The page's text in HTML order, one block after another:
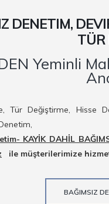
DENETIM,
TÜR
Yeminli
Tür Değiştirme, Hisse
KAYİK DAHİL
ile müşterilerimize
BAĞIMSIZ